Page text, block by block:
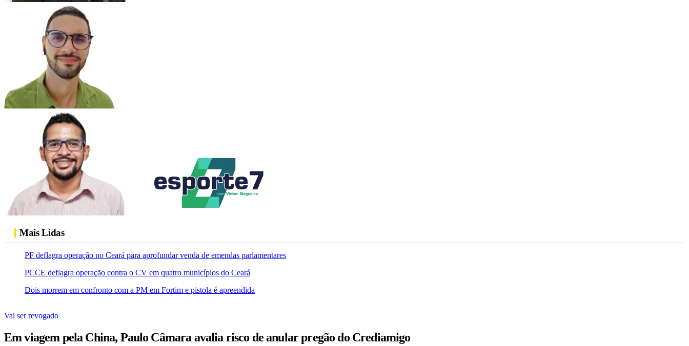
Mais Lidas
PF deflagra operação no Ceará para aprofundar venda de emendas parlamentares
PCCE deflagra operação contra o CV em quatro municípios do Ceará
Dois morrem em confronto com a PM em Fortim e pistola é apreendida
Vai ser revogado
Em viagem pela China, Paulo Câmara avalia risco de anular pregão do Crediamigo